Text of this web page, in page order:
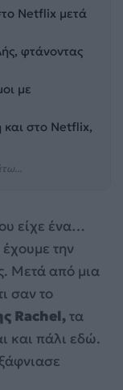
Netflix μετά
φτάνοντας
με
και στο Netflix,
είχε ένα…
την
Μετά από μια
σαν το
Rachel,τα
και πάλι εδώ.